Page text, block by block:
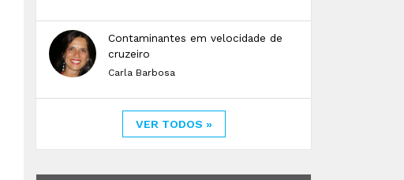
Contaminantes em velocidade de
cruzeiro
Carla Barbosa
VER TODOS »